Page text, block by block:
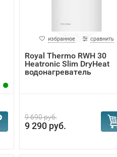
избранное сравнить
Royal Thermo RWH 30
Heatronic Slim DryHeat
водонагреватель
9 690 руб.
9 290 руб.